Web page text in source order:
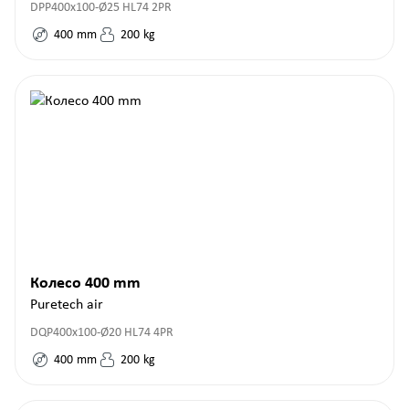
DPP400x100-Ø25 HL74 2PR
400 mm 200 kg
Колесо 400 mm
Puretech air
DQP400x100-Ø20 HL74 4PR
400 mm 200 kg